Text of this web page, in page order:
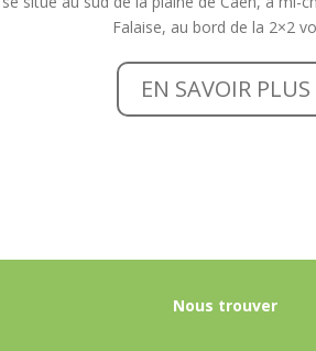
Falaise, au bord de la 2×2
EN SAVOIR PLUS
Nous trouver